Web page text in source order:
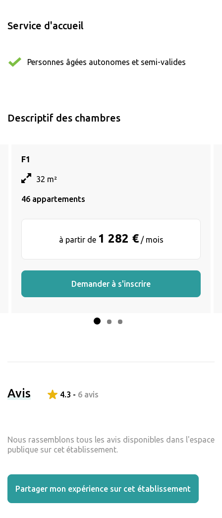
Service d'accueil
Personnes âgées autonomes et semi-valides
Descriptif des chambres
F1
32 m²
46 appartements
à partir de 1 282 €/ mois
Demander à s'inscrire
Avis 4.3 - 6 avis
Nous rassemblons tous les avis disponibles dans l'espace
publique sur cet établissement.
Partager mon expérience sur cet établissement